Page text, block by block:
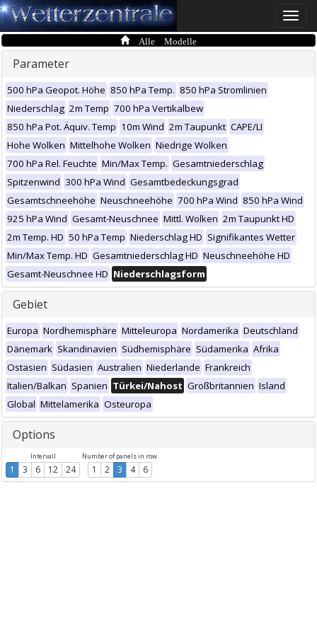
Toggle
Alle Modelle
Parameter
500 hPa Geopot. Höhe 850 hPa Temp. 850 hPa Stromlinien
Niederschlag 2m Temp 700 hPa Vertikalbew
850 hPa Pot. Äquiv. Temp 10m Wind 2m Taupunkt CAPE/LI
Hohe Wolken Mittelhohe Wolken Niedrige Wolken
700 hPa Rel. Feuchte Min/Max Temp. Gesamtniederschlag
Spitzenwind 300 hPa Wind Gesamtbedeckungsgrad
Gesamtschneehöhe Neuschneehöhe 700 hPa Wind 850 hPa Wind
925 hPa Wind Gesamt-Neuschnee Mittl. Wolken 2m Taupunkt HD
2m Temp. HD 50 hPa Temp Niederschlag HD Signifikantes Wetter
Min/Max Temp. HD Gesamtniederschlag HD Neuschneehöhe HD
Gesamt-Neuschnee HD Niederschlagsform
Gebiet
Europa Nordhemisphäre Mitteleuropa Nordamerika Deutschland
Dänemark Skandinavien Südhemisphäre Südamerika Afrika
Ostasien Südasien Australien Niederlande Frankreich
Italien/Balkan Spanien Türkei/Nahost Großbritannien Island
Global Mittelamerika Osteuropa
Options
Intervall
1 3 6 12 24
Number of panels in row
1 2 3 4 6